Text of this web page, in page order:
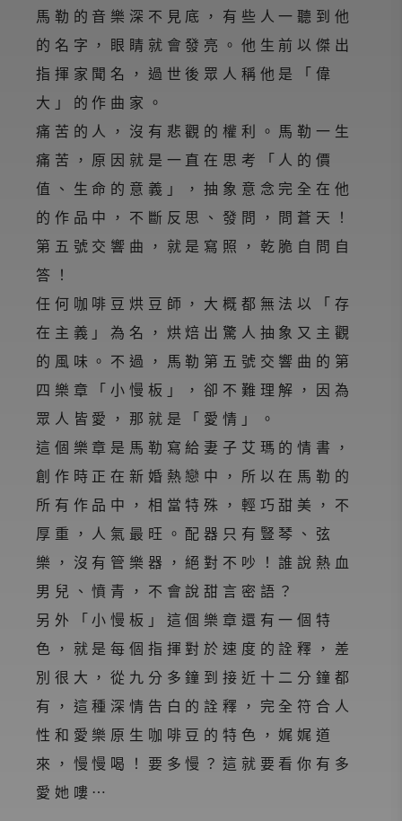
馬勒的音樂深不見底，有些人一聽到他
的名字，眼睛就會發亮。他生前以傑出
指揮家聞名，過世後眾人稱他是「偉
大」的作曲家。
痛苦的人，沒有悲觀的權利。馬勒一生
痛苦，原因就是一直在思考「人的價
值、生命的意義」，抽象意念完全在他
的作品中，不斷反思、發問，問蒼天！
第五號交響曲，就是寫照，乾脆自問自
答！
任何咖啡豆烘豆師，大概都無法以「存
在主義」為名，烘焙出驚人抽象又主觀
的風味。不過，馬勒第五號交響曲的第
四樂章「小慢板」，卻不難理解，因為
眾人皆愛，那就是「愛情」。
這個樂章是馬勒寫給妻子艾瑪的情書，
創作時正在新婚熱戀中，所以在馬勒的
所有作品中，相當特殊，輕巧甜美，不
厚重，人氣最旺。配器只有豎琴、弦
樂，沒有管樂器，絕對不吵！誰說熱血
男兒、憤青，不會說甜言密語？
另外「小慢板」這個樂章還有一個特
色，就是每個指揮對於速度的詮釋，差
別很大，從九分多鐘到接近十二分鐘都
有，這種深情告白的詮釋，完全符合人
性和愛樂原生咖啡豆的特色，娓娓道
來，慢慢喝！要多慢？這就要看你有多
愛她嘍⋯